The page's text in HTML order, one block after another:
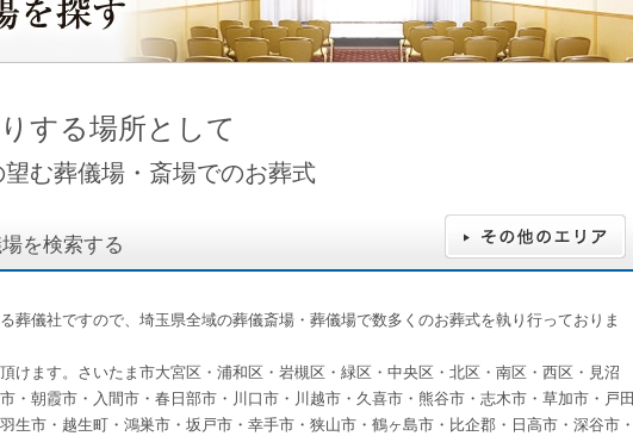
する場所として
む葬儀場・斎場でのお葬式
を検索する
葬儀社ですので、埼玉県全域の葬儀斎場・葬儀場で数多くのお葬式を執り行っておりま
けます。さいたま市大宮区・浦和区・岩槻区・緑区・中央区・北区・南区・西区・見沼
・朝霞市・入間市・春日部市・川口市・川越市・久喜市・熊谷市・志木市・草加市・戸田
生市・越生町・鴻巣市・坂戸市・幸手市・狭山市・鶴ヶ島市・比企郡・日高市・深谷市・